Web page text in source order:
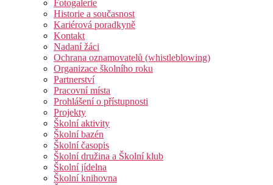
Fotogalerie
Historie a současnost
Kariérová poradkyně
Kontakt
Nadaní žáci
Ochrana oznamovatelů (whistleblowing)
Organizace školního roku
Partnerství
Pracovní místa
Prohlášení o přístupnosti
Projekty
Školní aktivity
Školní bazén
Školní časopis
Školní družina a Školní klub
Školní jídelna
Školní knihovna